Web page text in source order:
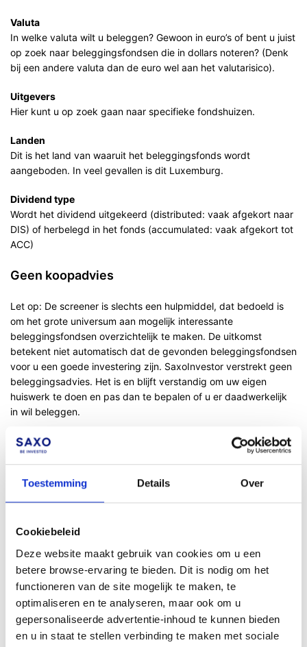
Toestemming Details Over
Cookiebeleid
Deze website maakt gebruik van cookies om u een
betere browse-ervaring te bieden. Dit is nodig om het
functioneren van de site mogelijk te maken, te
optimaliseren en te analyseren, maar ook om u
gepersonaliseerde advertentie-inhoud te kunnen bieden
en u in staat te stellen verbinding te maken met sociale
Valuta
In welke valuta wilt u beleggen? Gewoon in euro’s of bent u juist
op zoek naar beleggingsfondsen die in dollars noteren? (Denk
bij een andere valuta dan de euro wel aan het valutarisico).
Uitgevers
Hier kunt u op zoek gaan naar specifieke fondshuizen.
Landen
Dit is het land van waaruit het beleggingsfonds wordt
aangeboden. In veel gevallen is dit Luxemburg.
Dividend type
Wordt het dividend uitgekeerd (distributed: vaak afgekort naar
DIS) of herbelegd in het fonds (accumulated: vaak afgekort tot
ACC)
Geen koopadvies
Let op: De screener is slechts een hulpmiddel, dat bedoeld is
om het grote universum aan mogelijk interessante
beleggingsfondsen overzichtelijk te maken. De uitkomst
betekent niet automatisch dat de gevonden beleggingsfondsen
voor u een goede investering zijn. SaxoInvestor verstrekt geen
beleggingsadvies. Het is en blijft verstandig om uw eigen
huiswerk te doen en pas dan te bepalen of u er daadwerkelijk
in wil beleggen.
Het overzichtsscherm